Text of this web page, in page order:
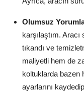
Olumsuz
karşılaştım.
tıkandı ve
maliyetli hem de
koltuklarda bazen
ayarlarını